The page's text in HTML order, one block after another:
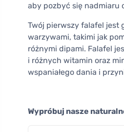
aby pozbyć się nadmiaru
Twój pierwszy falafel jest
warzywami, takimi jak
różnymi dipami. Falafel
i różnych witamin oraz
wspaniałego dania i
Wypróbuj nasze